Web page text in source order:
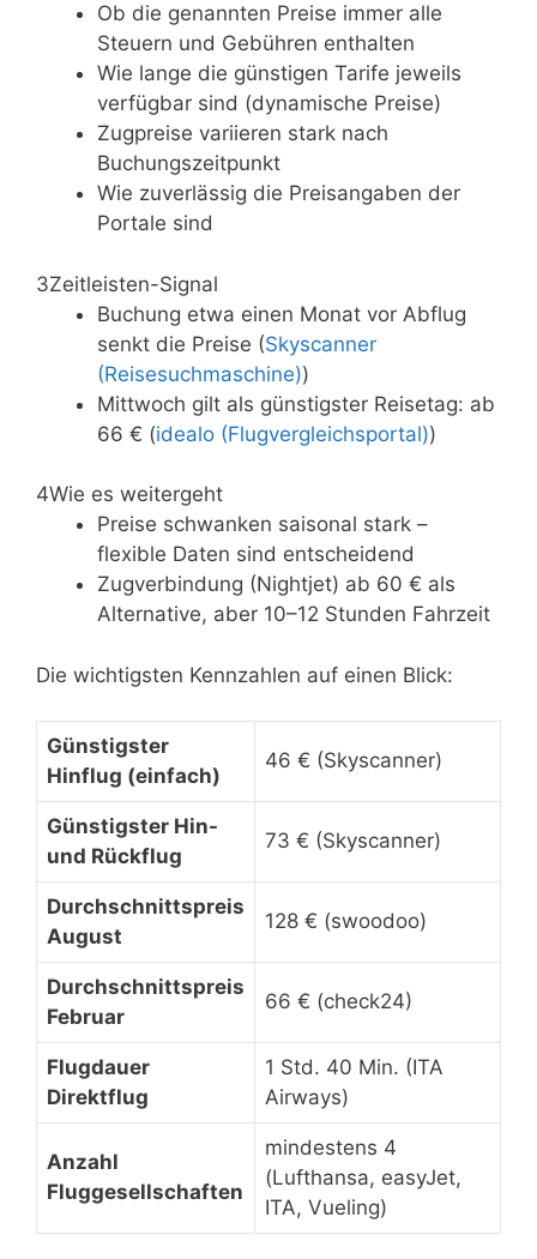
Ob die genannten Preise immer alle
Steuern und Gebühren enthalten
Wie lange die günstigen Tarife jeweils
verfügbar sind (dynamische Preise)
Zugpreise variieren stark nach
Buchungszeitpunkt
Wie zuverlässig die Preisangaben der
Portale sind
3Zeitleisten-Signal
Buchung etwa einen Monat vor Abflug
senkt die Preise (Skyscanner
(Reisesuchmaschine))
Mittwoch gilt als günstigster Reisetag: ab
66 € (idealo (Flugvergleichsportal))
4Wie es weitergeht
Preise schwanken saisonal stark –
flexible Daten sind entscheidend
Zugverbindung (Nightjet) ab 60 € als
Alternative, aber 10–12 Stunden Fahrzeit
Die wichtigsten Kennzahlen auf einen Blick:
Günstigster
Hinflug (einfach)
46 € (Skyscanner)
Günstigster Hin-
und Rückflug
73 € (Skyscanner)
Durchschnittspreis
August
128 € (swoodoo)
Durchschnittspreis
Februar
66 € (check24)
Flugdauer
Direktflug
1 Std. 40 Min. (ITA
Airways)
Anzahl
Fluggesellschaften
mindestens 4
(Lufthansa, easyJet,
ITA, Vueling)